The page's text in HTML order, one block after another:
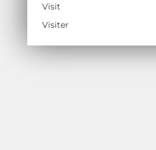
Visit
Visiter